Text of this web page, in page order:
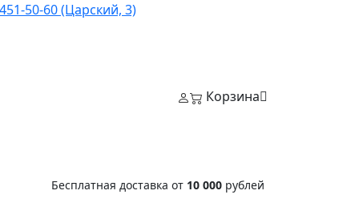
50-60 (Царский, 3)
Корзина
Бесплатная доставка от 10 000 рублей